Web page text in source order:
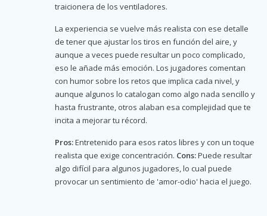
traicionera de los ventiladores.
La experiencia se vuelve más realista con ese detalle
de tener que ajustar los tiros en función del aire, y
aunque a veces puede resultar un poco complicado,
eso le añade más emoción. Los jugadores comentan
con humor sobre los retos que implica cada nivel, y
aunque algunos lo catalogan como algo nada sencillo y
hasta frustrante, otros alaban esa complejidad que te
incita a mejorar tu récord.
Pros:Entretenido para esos ratos libres y con un toque
realista que exige concentración. Cons:Puede resultar
algo difícil para algunos jugadores, lo cual puede
provocar un sentimiento de 'amor-odio' hacia el juego.